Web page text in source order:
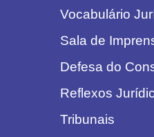
Vocabulário
Sala de
Defesa do
Reflexos
Tribunais